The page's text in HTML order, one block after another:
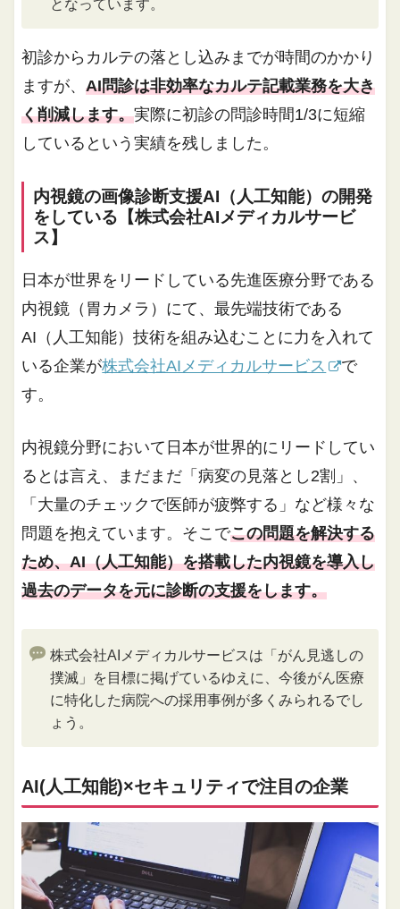
となっています。
初診からカルテの落とし込みまでが時間のかかり
ますが、AI問診は非効率なカルテ記載業務を大き
く削減します。実際に初診の問診時間1/3に短縮
しているという実績を残しました。
内視鏡の画像診断支援AI（人工知能）の開発
をしている【株式会社AIメディカルサービ
ス】
日本が世界をリードしている先進医療分野である
内視鏡（胃カメラ）にて、最先端技術である
AI（人工知能）技術を組み込むことに力を入れて
いる企業が株式会社AIメディカルサービス
で
す。
内視鏡分野において日本が世界的にリードしてい
るとは言え、まだまだ「病変の見落とし2割」、
「大量のチェックで医師が疲弊する」など様々な
問題を抱えています。そこでこの問題を解決する
ため、AI（人工知能）を搭載した内視鏡を導入し
過去のデータを元に診断の支援をします。
株式会社AIメディカルサービスは「がん見逃しの
撲滅」を目標に掲げているゆえに、今後がん医療
に特化した病院への採用事例が多くみられるでし
ょう。
AI(人工知能)×セキュリティで注目の企業